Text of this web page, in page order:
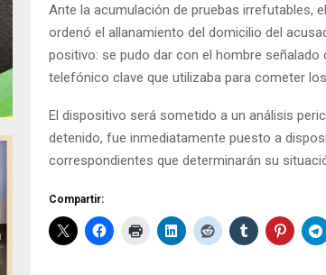
Ante la acumulación de pruebas irrefutables,
ordenó el allanamiento del domicilio del
positivo: se pudo dar con el hombre
telefónico clave que utilizaba para cometer
El dispositivo será sometido a un análisis
detenido, fue inmediatamente puesto a
correspondientes que determinarán su
Compartir: